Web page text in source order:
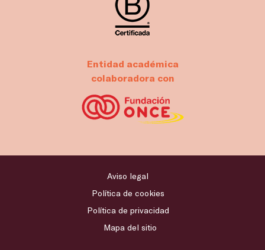
Entidad académica
colaboradora con
Aviso legal
Política de cookies
Política de privacidad
Mapa del sitio